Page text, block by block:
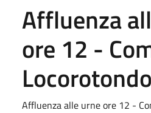
Affluenza
ore 12 -
Locorotondo
Affluenza alle urne ore 12 -